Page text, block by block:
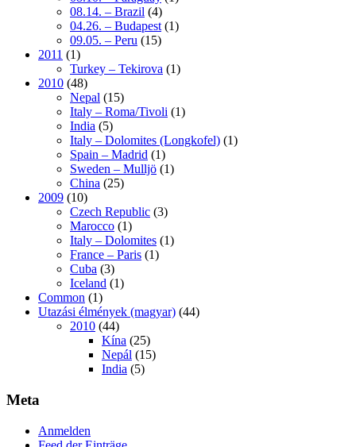
08.14. – Brazil (4)
04.26. – Budapest (1)
09.05. – Peru (15)
2011 (1)
Turkey – Tekirova (1)
2010 (48)
Nepal (15)
Italy – Roma/Tivoli (1)
India (5)
Italy – Dolomites (Longkofel) (1)
Spain – Madrid (1)
Sweden – Mulljö (1)
China (25)
2009 (10)
Czech Republic (3)
Marocco (1)
Italy – Dolomites (1)
France – Paris (1)
Cuba (3)
Iceland (1)
Common (1)
Utazási élmények (magyar) (44)
2010 (44)
Kína (25)
Nepál (15)
India (5)
Meta
Anmelden